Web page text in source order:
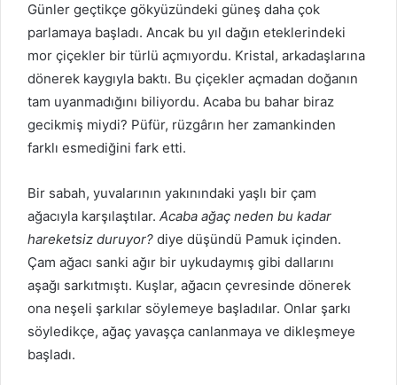
Günler geçtikçe gökyüzündeki güneş daha çok
parlamaya başladı. Ancak bu yıl dağın eteklerindeki
mor çiçekler bir türlü açmıyordu. Kristal, arkadaşlarına
dönerek kaygıyla baktı. Bu çiçekler açmadan doğanın
tam uyanmadığını biliyordu. Acaba bu bahar biraz
gecikmiş miydi? Püfür, rüzgârın her zamankinden
farklı esmediğini fark etti.
Bir sabah, yuvalarının yakınındaki yaşlı bir çam
ağacıyla karşılaştılar. Acaba ağaç neden bu kadar
hareketsiz duruyor? diye düşündü Pamuk içinden.
Çam ağacı sanki ağır bir uykudaymış gibi dallarını
aşağı sarkıtmıştı. Kuşlar, ağacın çevresinde dönerek
ona neşeli şarkılar söylemeye başladılar. Onlar şarkı
söyledikçe, ağaç yavaşça canlanmaya ve dikleşmeye
başladı.